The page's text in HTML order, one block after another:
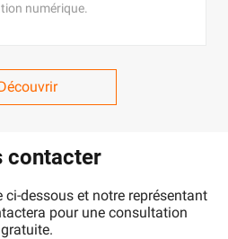
numérique.
contacter
dessous et notre représentant
pour une consultation
gratuite.